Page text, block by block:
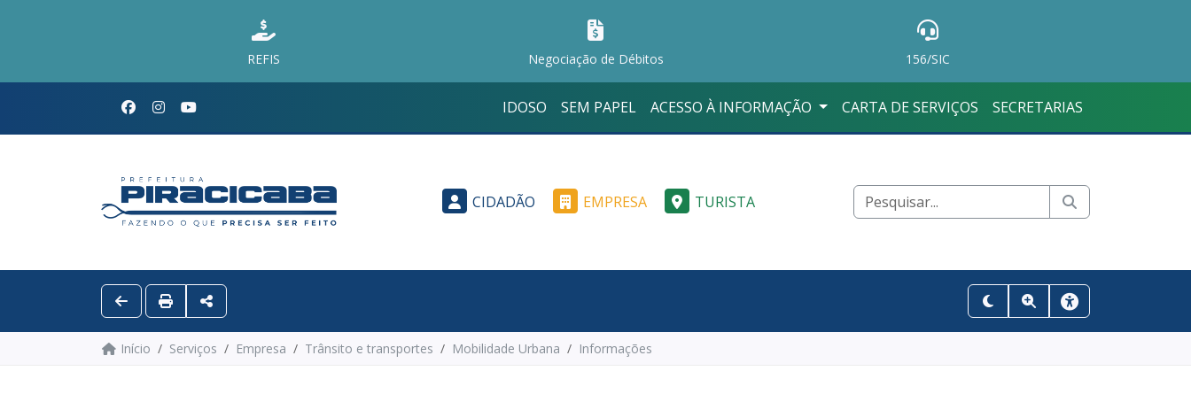
REFIS Negociação de Débitos 156/SIC
IDOSO SEM PAPEL ACESSO À INFORMAÇÃO CARTA DE SERVIÇOS SECRETARIAS
CIDADÃO EMPRESA TURISTA
Início Serviços Empresa Trânsito e transportes Mobilidade Urbana Informações